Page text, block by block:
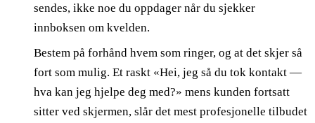
sendes, ikke noe du oppdager når du sjekker
innboksen om kvelden.
Bestem på forhånd hvem som ringer, og at det skjer så
fort som mulig. Et raskt «Hei, jeg så du tok kontakt —
hva kan jeg hjelpe deg med?» mens kunden fortsatt
sitter ved skjermen, slår det mest profesjonelle tilbudet